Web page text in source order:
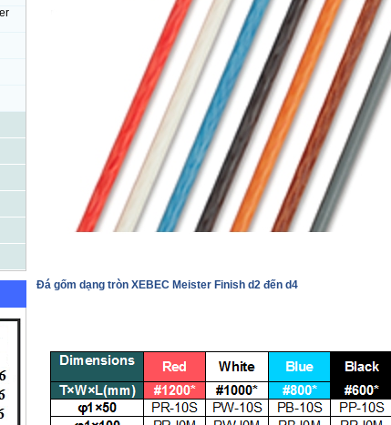
Đá gốm dạng tròn XEBEC Meister Finish d2 đến d4